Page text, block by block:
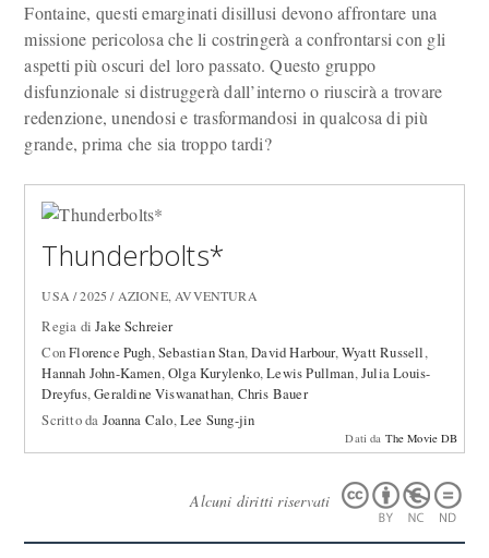
Fontaine, questi emarginati disillusi devono affrontare una
missione pericolosa che li costringerà a confrontarsi con gli
aspetti più oscuri del loro passato. Questo gruppo
disfunzionale si distruggerà dall’interno o riuscirà a trovare
redenzione, unendosi e trasformandosi in qualcosa di più
grande, prima che sia troppo tardi?
Thunderbolts*
USA / 2025 / AZIONE, AVVENTURA
Regia diJake Schreier
ConFlorence Pugh,Sebastian Stan,David Harbour,Wyatt Russell,
Hannah John-Kamen,Olga Kurylenko,Lewis Pullman,Julia Louis-
Dreyfus,Geraldine Viswanathan, Chris Bauer
Scritto da Joanna Calo,Lee Sung-jin
Dati da The Movie DB
Alcuni diritti riservati